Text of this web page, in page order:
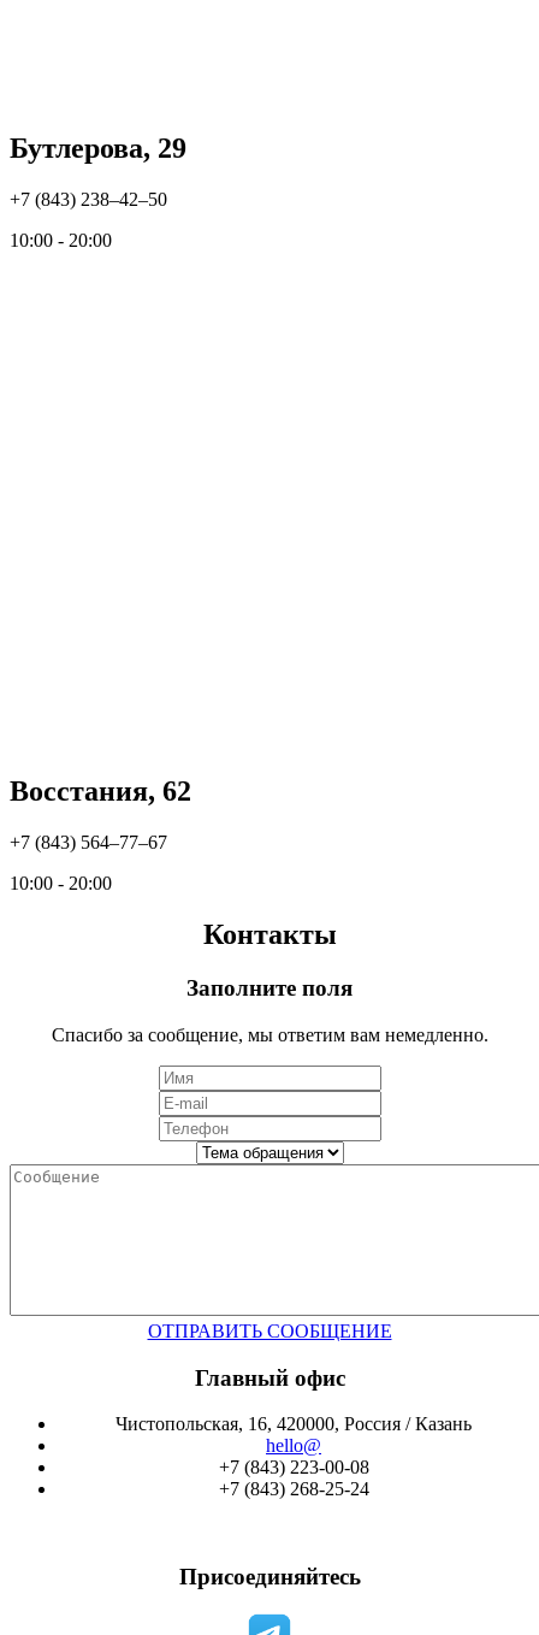
Бутлерова, 29
+7 (843) 238‒42‒50
10:00 - 20:00
Восстания, 62
+7 (843) 564‒77‒67
10:00 - 20:00
Контакты
Заполните поля
Спасибо за сообщение, мы ответим вам немедленно.
ОТПРАВИТЬ СООБЩЕНИЕ
Главный офис
Чистопольская, 16, 420000, Россия / Казань
hello@
+7 (843) 223-00-08
+7 (843) 268-25-24
Присоединяйтесь